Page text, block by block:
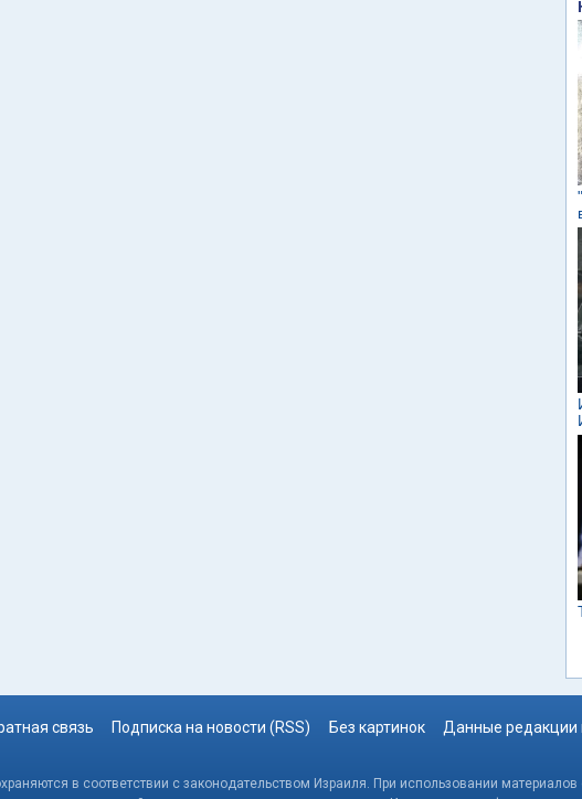
связь Подписка на новости (RSS) Без картинок Данные редакции
в соответствии с законодательством Израиля. При использовании